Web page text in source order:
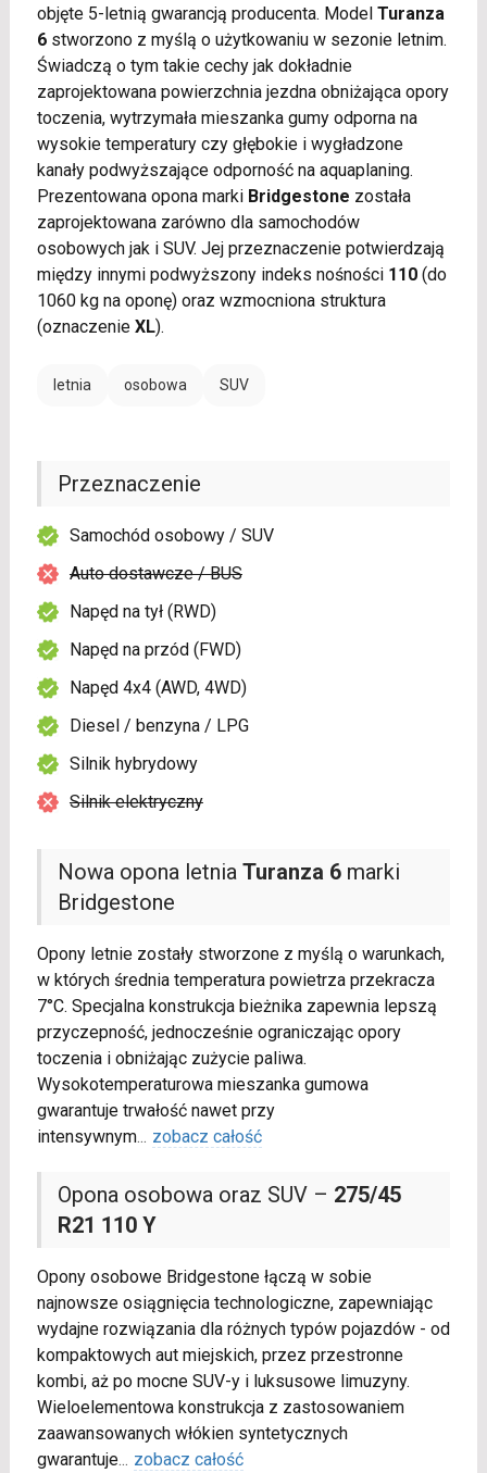
objęte 5-letnią gwarancją producenta. Model Turanza
6stworzono z myślą o użytkowaniu w sezonie letnim.
Świadczą o tym takie cechy jak dokładnie
zaprojektowana powierzchnia jezdna obniżająca opory
toczenia, wytrzymała mieszanka gumy odporna na
wysokie temperatury czy głębokie i wygładzone
kanały podwyższające odporność na aquaplaning.
Prezentowana opona marki Bridgestone została
zaprojektowana zarówno dla samochodów
osobowych jak i SUV. Jej przeznaczenie potwierdzają
między innymi podwyższony indeks nośności 110(do
1060 kg na oponę) oraz wzmocniona struktura
(oznaczenie XL).
letnia osobowa SUV
Nowa opona letnia Turanza 6marki
Bridgestone
Opony letnie zostały stworzone z myślą o warunkach,
w których średnia temperatura powietrza przekracza
7°C. Specjalna konstrukcja bieżnika zapewnia lepszą
przyczepność, jednocześnie ograniczając opory
toczenia i obniżając zużycie paliwa.
Wysokotemperaturowa mieszanka gumowa
gwarantuje trwałość nawet przy
intensywnym... zobacz całość
Opona osobowa oraz SUV – 275/45
R21 110 Y
Opony osobowe Bridgestone łączą w sobie
najnowsze osiągnięcia technologiczne, zapewniając
wydajne rozwiązania dla różnych typów pojazdów - od
kompaktowych aut miejskich, przez przestronne
kombi, aż po mocne SUV-y i luksusowe limuzyny.
Wieloelementowa konstrukcja z zastosowaniem
zaawansowanych włókien syntetycznych
gwarantuje... zobacz całość
Przeznaczenie
Samochód osobowy / SUV
Auto dostawcze / BUS
Napęd na tył (RWD)
Napęd na przód (FWD)
Napęd 4x4 (AWD, 4WD)
Diesel / benzyna / LPG
Silnik hybrydowy
Silnik elektryczny